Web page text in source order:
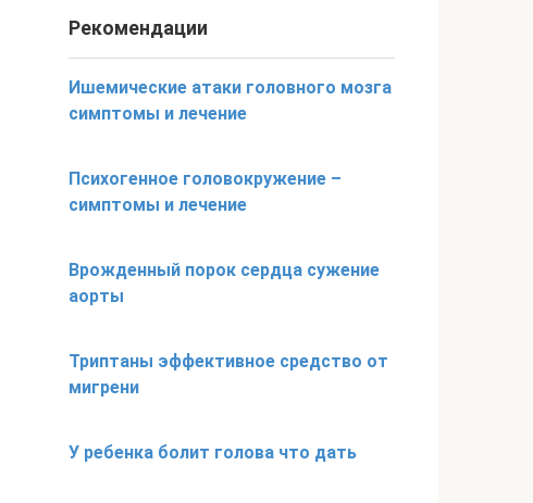
Рекомендации
Ишемические атаки головного мозга
симптомы и лечение
Психогенное головокружение –
симптомы и лечение
Врожденный порок сердца сужение
аорты
Триптаны эффективное средство от
мигрени
У ребенка болит голова что дать